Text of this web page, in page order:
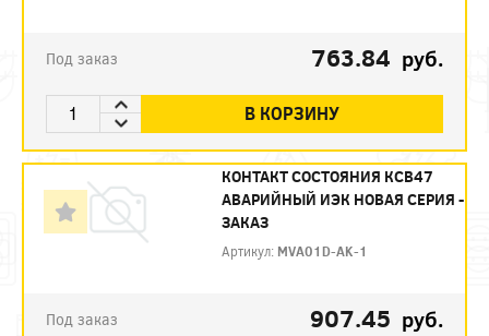
Под заказ 763.84 руб.
В КОРЗИНУ
КОНТАКТ СОСТОЯНИЯ КСВ47
АВАРИЙНЫЙ ИЭК НОВАЯ СЕРИЯ -
ЗАКАЗ
Артикул: MVA01D-AK-1
Под заказ 907.45 руб.